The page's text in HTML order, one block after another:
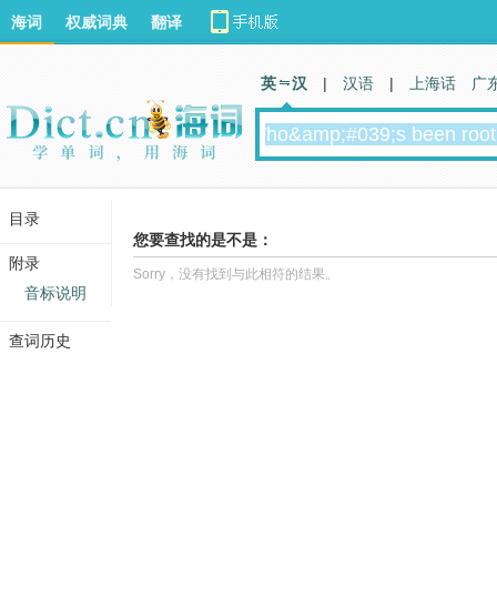
您要查找的是不是：
Sorry，没有找到与此相符的结果。
海词 权威词典 翻译
英 汉 | 汉语 | 上海话 广
目录
附录
音标说明
查词历史